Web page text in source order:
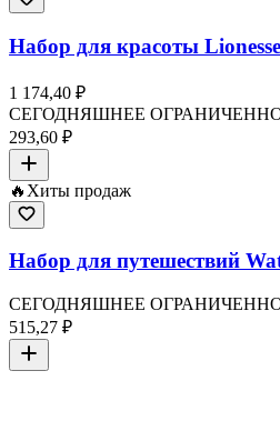
Набор для красоты
1 174,40 ₽
СЕГОДНЯШНЕЕ
293,60 ₽
🔥 Хиты продаж
Набор для путешествий
СЕГОДНЯШНЕЕ
515,27 ₽